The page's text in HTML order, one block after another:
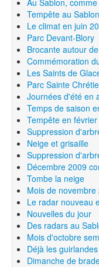
Tempête au Sablon
Le climat en juin
Parc Devant-Blory
Brocante autour
Commémoration
Les Saints de
Parc Sainte
Journées d'été en
Temps de saison
Tempête en
Suppression
Neige et grisaille
Suppression
Décembre 2009
Tombe la neige
Mois de
Le radar nouveau
Nouvelles du jour
Des radars au
Mois d'octobre
Déjà les
Dimanche de